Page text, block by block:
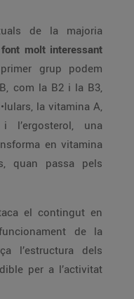
de la majoria
molt interessant
grup podem
com la B2 i la B3,
la vitamina A,
una
en vitamina
quan passa pels
el contingut en
de la
l’estructura dels
per a l’activitat